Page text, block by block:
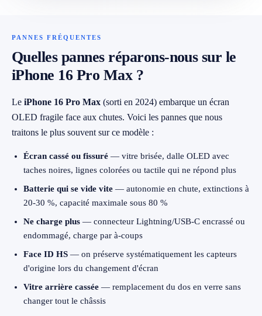
PANNES FRÉQUENTES
Quelles pannes réparons-nous sur le
iPhone 16 Pro Max ?
Le iPhone 16 Pro Max (sorti en 2024) embarque un écran
OLED fragile face aux chutes. Voici les pannes que nous
traitons le plus souvent sur ce modèle :
Écran cassé ou fissuré — vitre brisée, dalle OLED avec
taches noires, lignes colorées ou tactile qui ne répond plus
Batterie qui se vide vite — autonomie en chute, extinctions à
20-30 %, capacité maximale sous 80 %
Ne charge plus — connecteur Lightning/USB-C encrassé ou
endommagé, charge par à-coups
Face ID HS — on préserve systématiquement les capteurs
d'origine lors du changement d'écran
Vitre arrière cassée — remplacement du dos en verre sans
changer tout le châssis